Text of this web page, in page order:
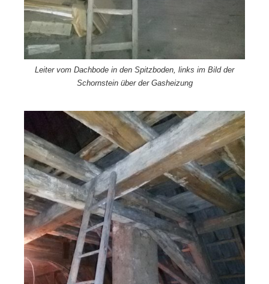
Leiter vom Dachbode in den Spitzboden, links im Bild der
Schornstein über der Gasheizung